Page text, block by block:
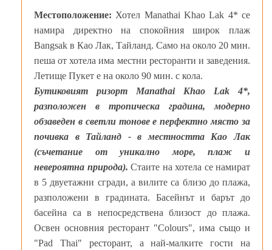
Местоположение: Хотел Manathai Khao Lak 4* се
намира директно на спокойния широк плаж
Bangsak в Као Лак, Тайланд. Само на около 20 мин.
пеша от хотела има местни ресторанти и заведения.
Летище Пукет е на около 90 мин. с кола.
Бутиковият ризорт Manathai Khao Lak 4*,
разположен в тропическа градина, модерно
обзаведен в светли тонове е перфектно място за
почивка в Тайланд - в местността Као Лак
(съчетание от уникално море, плаж и
невероятна природа). Стаите на хотела се намират
в 5 двуетажни сгради, а вилите са близо до плажа,
разположени в градината. Басейнът и барът до
басейна са в непосредствена близост до плажа.
Освен основния ресторант "Colours", има също и
"Pad Thai" ресторант, а най-малките гости на